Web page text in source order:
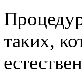
таких,